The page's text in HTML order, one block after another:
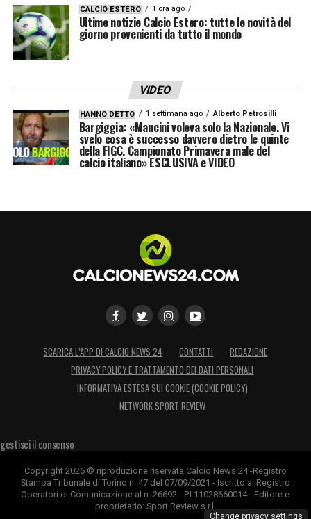
rosa per rimettere definitivamente in sesto i
conti societari.
CALCIO ESTERO 1 ora ago
Ultime notizie Calcio Estero: tutte le novità del
giorno provenienti da tutto il mondo
VIDEO
HANNO DETTO 1 settimana ago Alberto Petrosilli
Bargiggia: «Mancini voleva solo la Nazionale. Vi
svelo cosa è successo davvero dietro le quinte
della FIGC. Campionato Primavera male del
calcio italiano» ESCLUSIVA e VIDEO
SCARICA L’APP DI CALCIO NEWS 24 CONTATTI
REDAZIONE
PRIVACY POLICY E TRATTAMENTO DEI DATI PERSONALI
INFORMATIVA ESTESA SUI COOKIE (COOKIE POLICY)
NETWORK SPORT REVIEW
gestisci il consenso
Copyright 2026 © riproduzione riservata Calcio News 24 -Registro
Stampa Tribunale di Torino n. 47 del 07/09/2021 - Iscritto al Registro
Operatori di Comunicazione al n. 26692 - P.I.11028660014 - Editore e
proprietario: Sport Review s.r.l.
Change privacy settings